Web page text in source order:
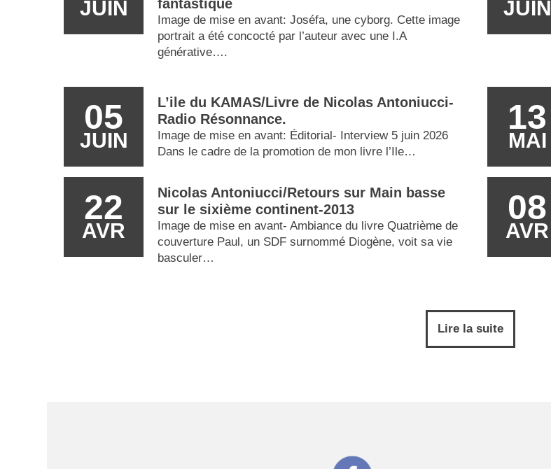
JUIN
fantastique
Image de mise en avant: Joséfa, une cyborg. Cette image
portrait a été concocté par l’auteur avec une I.A
générative….
JUIN
05
JUIN
L’ile du KAMAS/Livre de Nicolas Antoniucci-
Radio Résonnance.
Image de mise en avant: Éditorial- Interview 5 juin 2026
Dans le cadre de la promotion de mon livre l’Ile…
13
MAI
22
AVR
Nicolas Antoniucci/Retours sur Main basse
sur le sixième continent-2013
Image de mise en avant- Ambiance du livre Quatrième de
couverture Paul, un SDF surnommé Diogène, voit sa vie
basculer…
08
AVR
Lire la suite